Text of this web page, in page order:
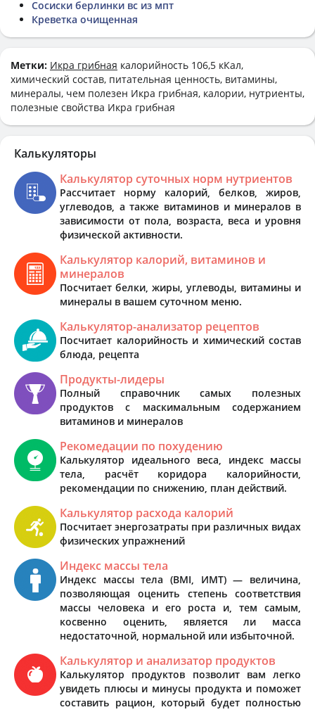
Сосиски берлинки вс из мпт
Креветка очищенная
Метки: Икра грибная калорийность 106,5 кКал,
химический состав, питательная ценность, витамины,
минералы, чем полезен Икра грибная, калории, нутриенты,
полезные свойства Икра грибная
Калькуляторы
Калькулятор суточных норм нутриентов
Рассчитает норму калорий, белков, жиров,
углеводов, а также витаминов и минералов в
зависимости от пола, возраста, веса и уровня
физической активности.
Калькулятор калорий, витаминов и
минералов
Посчитает белки, жиры, углеводы, витамины и
минералы в вашем суточном меню.
Калькулятор-анализатор рецептов
Посчитает калорийность и химический состав
блюда, рецепта
Продукты-лидеры
Полный справочник самых полезных
продуктов с маскимальным содержанием
витаминов и минералов
Рекомедации по похудению
Калькулятор идеального веса, индекс массы
тела, расчёт коридора калорийности,
рекомендации по снижению, план действий.
Калькулятор расхода калорий
Посчитает энергозатраты при различных видах
физических упражнений
Индекс массы тела
Индекс массы тела (BMI, ИМТ) — величина,
позволяющая оценить степень соответствия
массы человека и его роста и, тем самым,
косвенно оценить, является ли масса
недостаточной, нормальной или избыточной.
Калькулятор и анализатор продуктов
Калькулятор продуктов позволит вам легко
увидеть плюсы и минусы продукта и поможет
составить рацион, который будет полностью